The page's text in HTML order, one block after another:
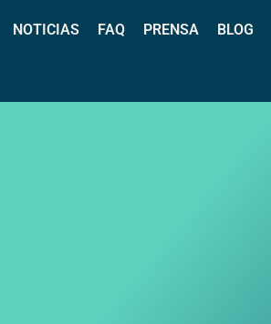
NOTICIAS FAQ PRENSA BLOG